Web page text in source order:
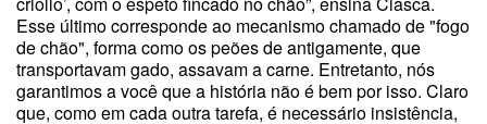
Esse último corresponde ao mecanismo chamado de "fogo
de chão", forma como os peões de antigamente, que
transportavam gado, assavam a carne. Entretanto, nós
garantimos a você que a história não é bem por isso. Claro
que, como em cada outra tarefa, é necessário insistência,